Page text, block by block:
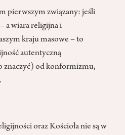
pierwszym związany: jeśli
a wiara religijna i
kraju masowe – to
autentyczną
znaczyć) od konformizmu,
oraz Kościoła nie są w